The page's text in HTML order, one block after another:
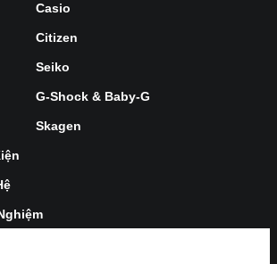
Casio
Citizen
Seiko
G-Shock & Baby-G
Skagen